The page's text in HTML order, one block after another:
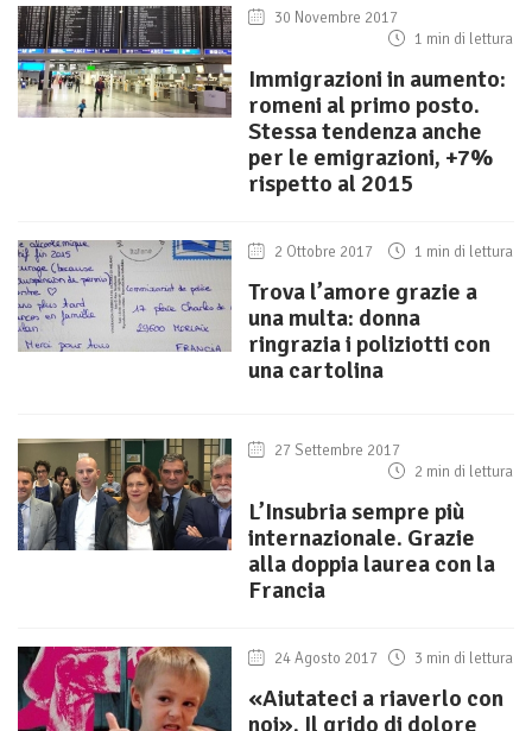
30 Novembre 2017
1 min di lettura
Immigrazioni in aumento:
romeni al primo posto.
Stessa tendenza anche
per le emigrazioni, +7%
rispetto al 2015
2 Ottobre 2017 1 min di lettura
Trova l’amore grazie a
una multa: donna
ringrazia i poliziotti con
una cartolina
27 Settembre 2017
2 min di lettura
L’Insubria sempre più
internazionale. Grazie
alla doppia laurea con la
Francia
24 Agosto 2017 3 min di lettura
«Aiutateci a riaverlo con
noi». Il grido di dolore